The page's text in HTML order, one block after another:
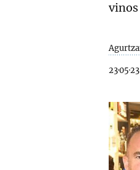
vinos
23·05·23